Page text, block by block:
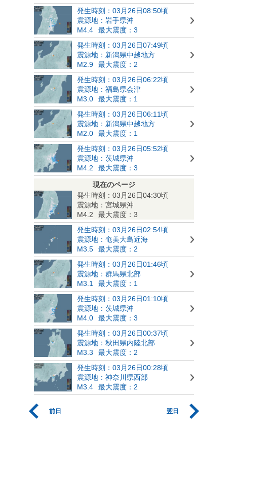
発生時刻：03月26日08:50頃
震源地：岩手県沖
M4.4
最大震度：3
発生時刻：03月26日07:49頃
震源地：新潟県中越地方
M2.9
最大震度：2
発生時刻：03月26日06:22頃
震源地：福島県会津
M3.0
最大震度：1
発生時刻：03月26日06:11頃
震源地：新潟県中越地方
M2.0
最大震度：1
発生時刻：03月26日05:52頃
震源地：茨城県沖
M4.2
最大震度：3
現在のページ
発生時刻：03月26日04:30頃
震源地：宮城県沖
M4.2
最大震度：3
発生時刻：03月26日02:54頃
震源地：奄美大島近海
M3.5
最大震度：2
発生時刻：03月26日01:46頃
震源地：群馬県北部
M3.1
最大震度：1
発生時刻：03月26日01:10頃
震源地：茨城県沖
M4.0
最大震度：3
発生時刻：03月26日00:37頃
震源地：秋田県内陸北部
M3.3
最大震度：2
発生時刻：03月26日00:28頃
震源地：神奈川県西部
M3.4
最大震度：2
前日 翌日